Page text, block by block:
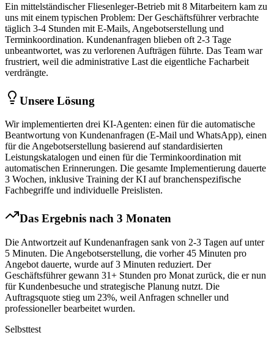
Ein mittelständischerFliesenleger-Betrieb mit 8 Mitarbeitern kam zu
uns mit einem typischen Problem: Der Geschäftsführer verbrachte
täglich 3-4 Stunden mit E-Mails, Angebotserstellung und
Terminkoordination. Kundenanfragen blieben oft 2-3 Tage
unbeantwortet, was zu verlorenen Aufträgen führte. Das Team war
frustriert, weil die administrative Last die eigentliche Facharbeit
verdrängte.
Unsere Lösung
Wir implementierten drei KI-Agenten: einen für die automatische
Beantwortung von Kundenanfragen (E-Mail und WhatsApp), einen
für die Angebotserstellung basierend auf standardisierten
Leistungskatalogen und einen für die Terminkoordination mit
automatischen Erinnerungen. Die gesamte Implementierung dauerte
3 Wochen, inklusive Training der KI auf branchenspezifische
Fachbegriffe und individuelle Preislisten.
Das Ergebnis nach 3 Monaten
Die Antwortzeit auf Kundenanfragen sank von 2-3 Tagen auf unter
5 Minuten. Die Angebotserstellung, die vorher 45 Minuten pro
Angebot dauerte, wurde auf 3 Minuten reduziert. Der
Geschäftsführer gewann 31+ Stunden pro Monat zurück, die er nun
für Kundenbesuche und strategische Planung nutzt. Die
Auftragsquote stieg um 23%, weil Anfragen schneller und
professioneller bearbeitet wurden.
Selbsttest